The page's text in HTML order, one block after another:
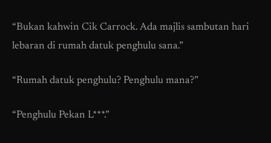
“Bukan kahwin Cik Carrock. Ada majlis sambutan hari
lebaran di rumah datuk penghulu sana.”
“Rumah datuk penghulu? Penghulu mana?”
“Penghulu Pekan L***.”